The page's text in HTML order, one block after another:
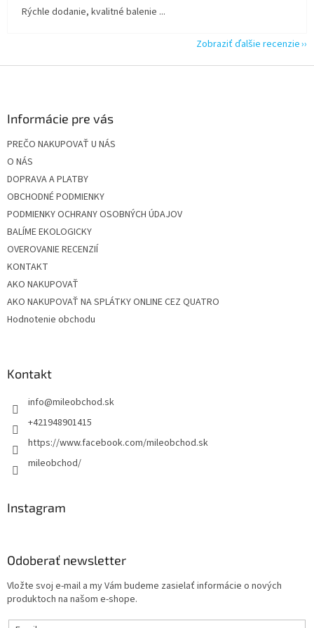
Rýchle dodanie, kvalitné balenie ...
Zobraziť ďalšie recenzie
Informácie pre vás
PREČO NAKUPOVAŤ U NÁS
O NÁS
DOPRAVA A PLATBY
OBCHODNÉ PODMIENKY
PODMIENKY OCHRANY OSOBNÝCH ÚDAJOV
BALÍME EKOLOGICKY
OVEROVANIE RECENZIÍ
KONTAKT
AKO NAKUPOVAŤ
AKO NAKUPOVAŤ NA SPLÁTKY ONLINE CEZ QUATRO
Hodnotenie obchodu
Kontakt
info@mileobchod.sk
+421948901415
https://www.facebook.com/mileobchod.sk
mileobchod/
Instagram
Odoberať newsletter
Vložte svoj e-mail a my Vám budeme zasielať informácie o nových
produktoch na našom e-shope.